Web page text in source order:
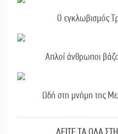
Ο εγκλωβισμός
Απλοί άνθρωποι
Ωδή στη μνήμη της
ΔΕΙΤΕ ΤΑ ΟΛΑ